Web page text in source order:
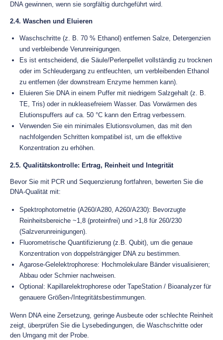
DNA gewinnen, wenn sie sorgfältig durchgeführt wird.
2.4. Waschen und Eluieren
Waschschritte (z. B. 70 % Ethanol) entfernen Salze, Detergenzien
und verbleibende Verunreinigungen.
Es ist entscheidend, die Säule/Perlenpellet vollständig zu trocknen
oder im Schleudergang zu entfeuchten, um verbleibenden Ethanol
zu entfernen (der downstream Enzyme hemmen kann).
Eluieren Sie DNA in einem Puffer mit niedrigem Salzgehalt (z. B.
TE, Tris) oder in nukleasefreiem Wasser. Das Vorwärmen des
Elutionspuffers auf ca. 50 °C kann den Ertrag verbessern.
Verwenden Sie ein minimales Elutionsvolumen, das mit den
nachfolgenden Schritten kompatibel ist, um die effektive
Konzentration zu erhöhen.
2.5. Qualitätskontrolle: Ertrag, Reinheit und Integrität
Bevor Sie mit PCR und Sequenzierung fortfahren, bewerten Sie die
DNA-Qualität mit:
Spektrophotometrie (A260/A280, A260/A230): Bevorzugte
Reinheitsbereiche ~1,8 (proteinfrei) und >1,8 für 260/230
(Salzverunreinigungen).
Fluorometrische Quantifizierung (z.B. Qubit), um die genaue
Konzentration von doppelsträngiger DNA zu bestimmen.
Agarose-Gelelektrophorese: Hochmolekulare Bänder visualisieren;
Abbau oder Schmier nachweisen.
Optional: Kapillarelektrophorese oder TapeStation / Bioanalyzer für
genauere Größen-/Integritätsbestimmungen.
Wenn DNA eine Zersetzung, geringe Ausbeute oder schlechte Reinheit
zeigt, überprüfen Sie die Lysebedingungen, die Waschschritte oder
den Umgang mit der Probe.